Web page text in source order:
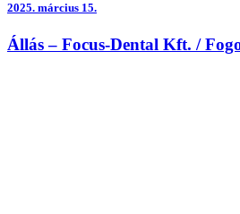
2025. március 15.
Állás – Focus-Dental Kft. /